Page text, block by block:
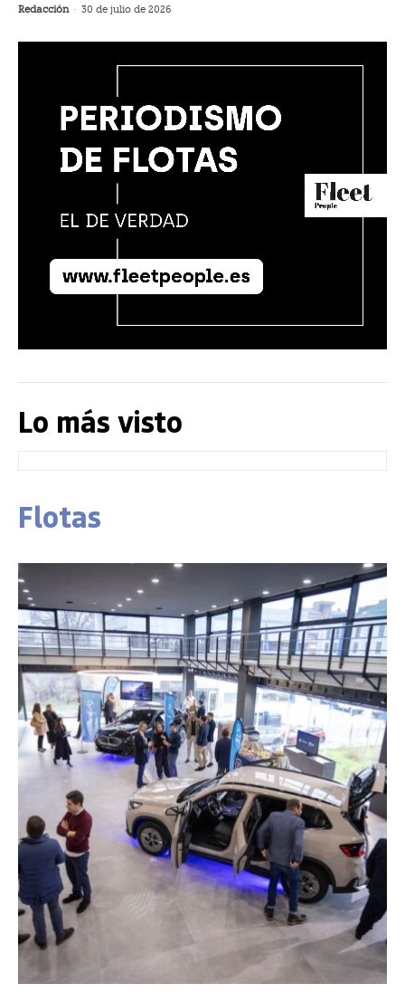
Redacción - 30 de julio de 2026
Lo más visto
Flotas